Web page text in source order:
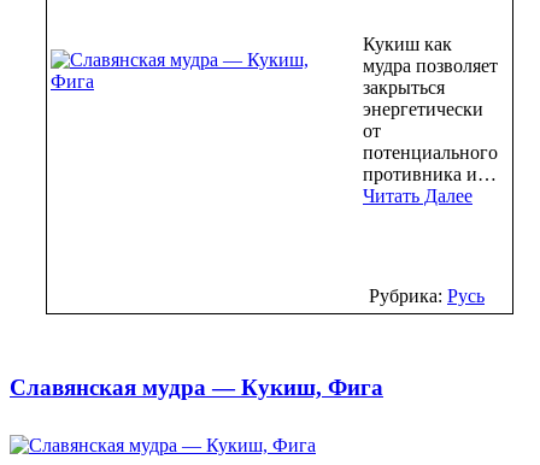
Кукиш как
мудра позволяет
закрыться
энергетически
от
потенциального
противника и…
Читать Далее
Рубрика: Русь
Славянская мудра — Кукиш, Фига